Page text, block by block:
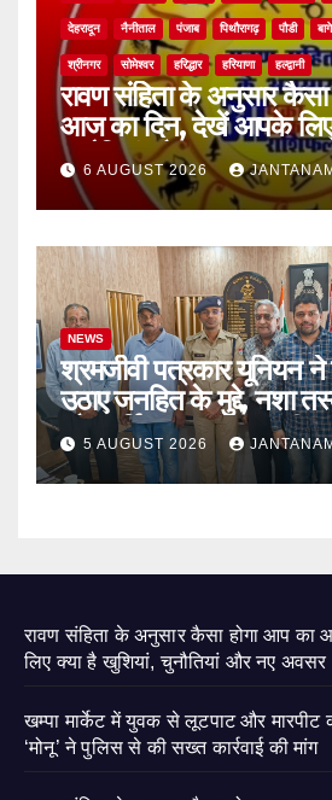
देहरादून नैनीताल पंजाब पिथौरागढ़ पौडी
श्रीनगर सोमेश्वर हरिद्धार हरियाणा हल्द्वानी
रावण संहिता के अनुसार
आज का दिन, देखें आपके लिए
चुनौतियां और नए अवसर
6 AUGUST 2026
NEWS
श्रमजीवी पत्रकार यूनियन
उठाए जनहित के मुद्दे, नशा
और पार्किंग व्यवस्था पर की
5 AUGUST 2026
रावण संहिता के अनुसार कैसा होगा आप
लिए क्या है खुशियां, चुनौतियां और नए अवसर
खम्पा मार्केट में युवक से लूटपाट और मारपीट
‘मोनू’ ने पुलिस से की सख्त कार्रवाई की मांग